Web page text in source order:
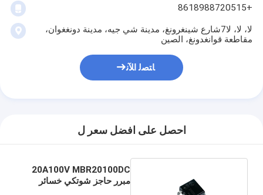
+8618988720515
لا، لا، لا7شارع شينغرونغ، مدينة شي جيه، مدينة دونغغوان،
مقاطعة قوانغدونغ، الصين
ﺎﺘﺼﻟ ﺍﻶﻧ
احصل على افضل سعر ل
20A100V MBR20100DC
مبرر حاجز شوتكي خسائر